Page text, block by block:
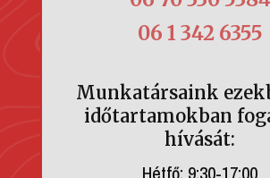
06 1 342 6355
Munkatársaink
időtartamokban
hívását: